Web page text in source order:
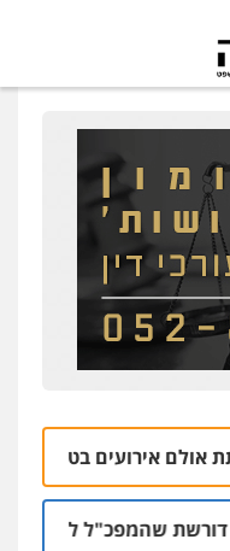
בטבריה
שהמפכ"ל לא ידון